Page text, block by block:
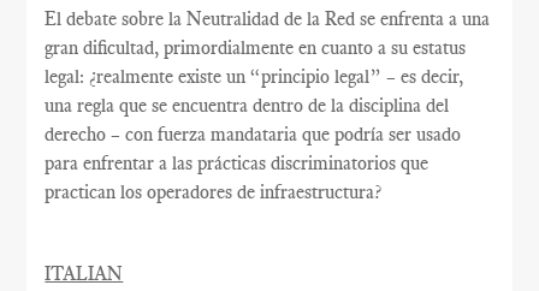
El debate sobre la Neutralidad de la Red se enfrenta a una
gran dificultad, primordialmente en cuanto a su estatus
legal: ¿realmente existe un “principio legal” – es decir,
una regla que se encuentra dentro de la disciplina del
derecho – con fuerza mandataria que podría ser usado
para enfrentar a las prácticas discriminatorios que
practican los operadores de infraestructura?
ITALIAN